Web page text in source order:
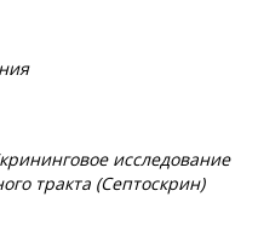
исследование
тракта (Септоскрин)